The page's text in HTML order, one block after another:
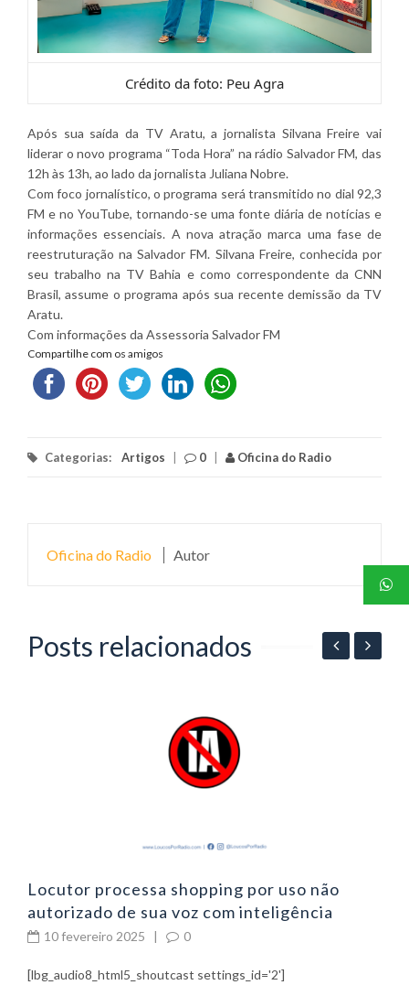
Crédito da foto: Peu Agra
Após sua saída da TV Aratu, a jornalista Silvana Freire vai
liderar o novo programa “Toda Hora” na rádio Salvador FM, das
12h às 13h, ao lado da jornalista Juliana Nobre.
Com foco jornalístico, o programa será transmitido no dial 92,3
FM e no YouTube, tornando-se uma fonte diária de notícias e
informações essenciais. A nova atração marca uma fase de
reestruturação na Salvador FM. Silvana Freire, conhecida por
seu trabalho na TV Bahia e como correspondente da CNN
Brasil, assume o programa após sua recente demissão da TV
Aratu.
Com informações da Assessoria Salvador FM
Compartilhe com os amigos
Categorias: Artigos 0 Oficina do Radio
Oficina do Radio Autor
Posts relacionados
Locutor processa shopping por uso não
autorizado de sua voz com inteligência
artificial
10 fevereiro 2025 | 0
[lbg_audio8_html5_shoutcast settings_id='2']